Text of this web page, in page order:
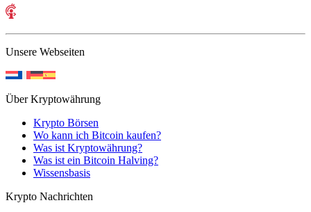
Unsere Webseiten
Über Kryptowährung
Krypto Börsen
Wo kann ich Bitcoin kaufen?
Was ist Kryptowährung?
Was ist ein Bitcoin Halving?
Wissensbasis
Krypto Nachrichten